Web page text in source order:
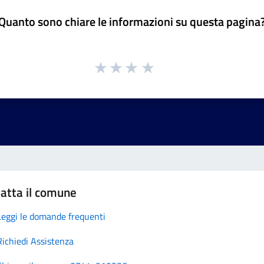
sono chiare le informazioni su questa
il comune
le domande frequenti
Assistenza